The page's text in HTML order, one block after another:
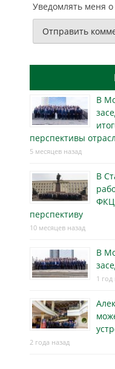
Уведомлять меня
В
перспективы
5 месяцев назад
В
ФКЦ
перспективу
10 месяцев назад
В
1 год
2 года назад